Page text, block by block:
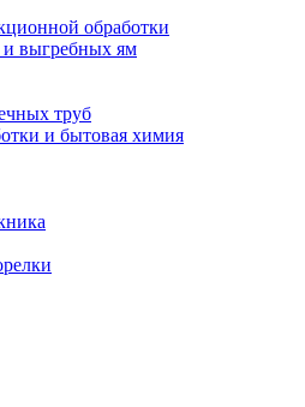
обработки
и выгребных ям
труб
и бытовая химия